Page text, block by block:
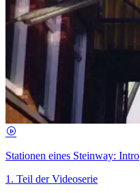
Stationen eines Steinway: Intro
1. Teil der Videoserie